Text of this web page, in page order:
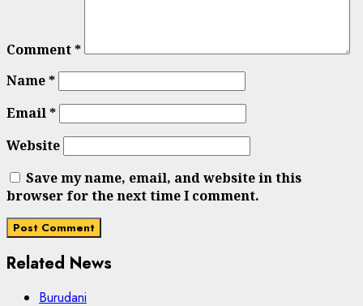
Comment*
Name*
Email*
Website
Save my name, email, and website in this
browser for the next time I comment.
Related News
Burudani